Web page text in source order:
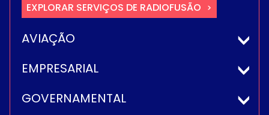
EXPLORAR SERVIÇOS DE RADIOFUSÃO
AVIAÇÃO
EMPRESARIAL
GOVERNAMENTAL